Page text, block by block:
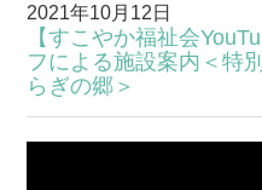
2021年10月12日
【すこやか福祉会
フによる施設案内＜特
らぎの郷＞